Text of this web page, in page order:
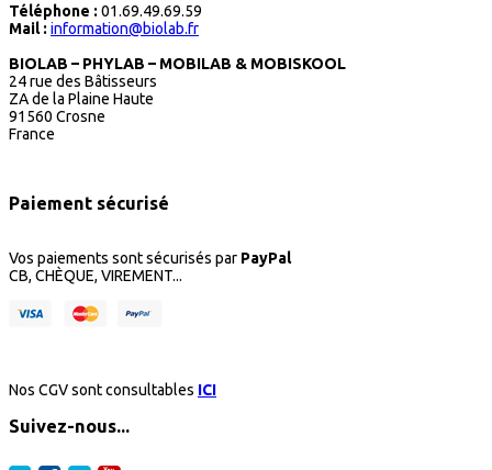
Téléphone : 01.69.49.69.59
Mail : information@biolab.fr
BIOLAB – PHYLAB – MOBILAB & MOBISKOOL
24 rue des Bâtisseurs
ZA de la Plaine Haute
91560 Crosne
France
Paiement sécurisé
Vos paiements sont sécurisés par PayPal
CB, CHÈQUE, VIREMENT...
Nos CGV sont consultables ICI
Suivez-nous...